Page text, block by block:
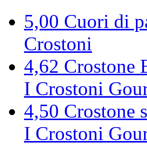
5,00 Cuori di
Crostoni
4,62 Crostone
I Crostoni
4,50 Crostone
I Crostoni